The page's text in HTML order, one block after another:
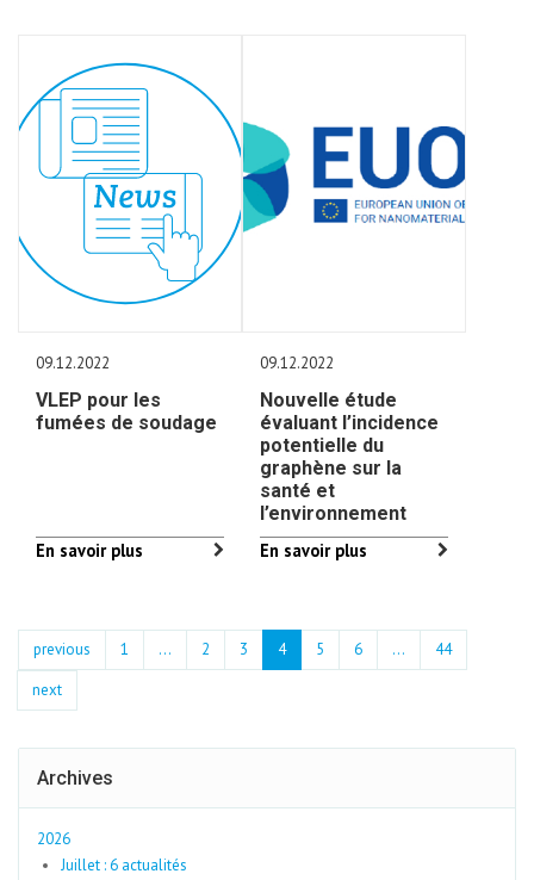
09.12.2022
VLEP pour les
fumées de soudage
En savoir plus
09.12.2022
Nouvelle étude
évaluant l’incidence
potentielle du
graphène sur la
santé et
l’environnement
En savoir plus
previous 1 ... 2 3 4 5 6 …
44
next
Archives
2026
Juillet : 6 actualités